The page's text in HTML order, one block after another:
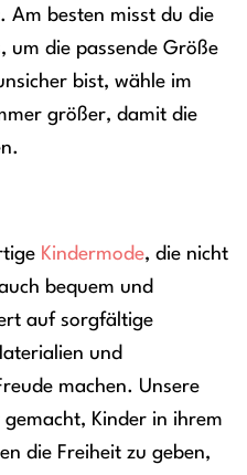
Am besten misst du die
um die passende Größe
bist, wähle im
größer, damit die
Kindermode, die nicht
bequem und
auf sorgfältige
und
machen. Unsere
Kinder in ihrem
die Freiheit zu geben,